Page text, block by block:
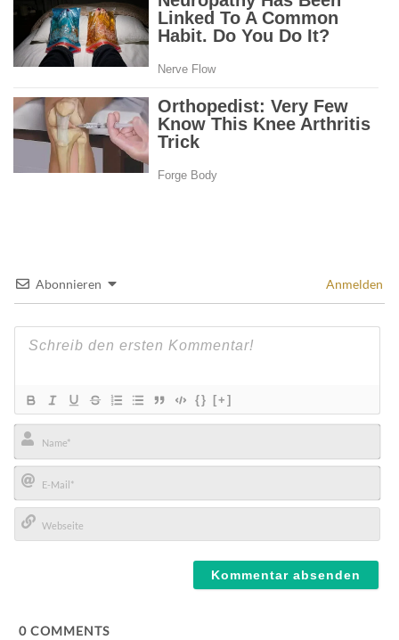
Abonnieren Anmelden
{} [+]
Name*
E-
Mail*
0 COMMENTS